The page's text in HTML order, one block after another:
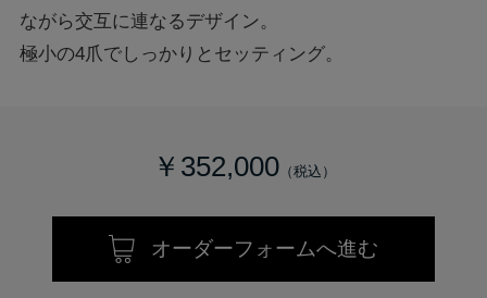
ながら交互に連なるデザイン。
極小の4爪でしっかりとセッティング。
￥352,000
オーダーフォームへ進む